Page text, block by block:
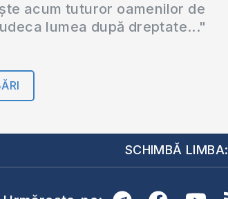
acum tuturor oamenilor de
lumea după dreptate..."
SCHIMBĂ LIMBA: